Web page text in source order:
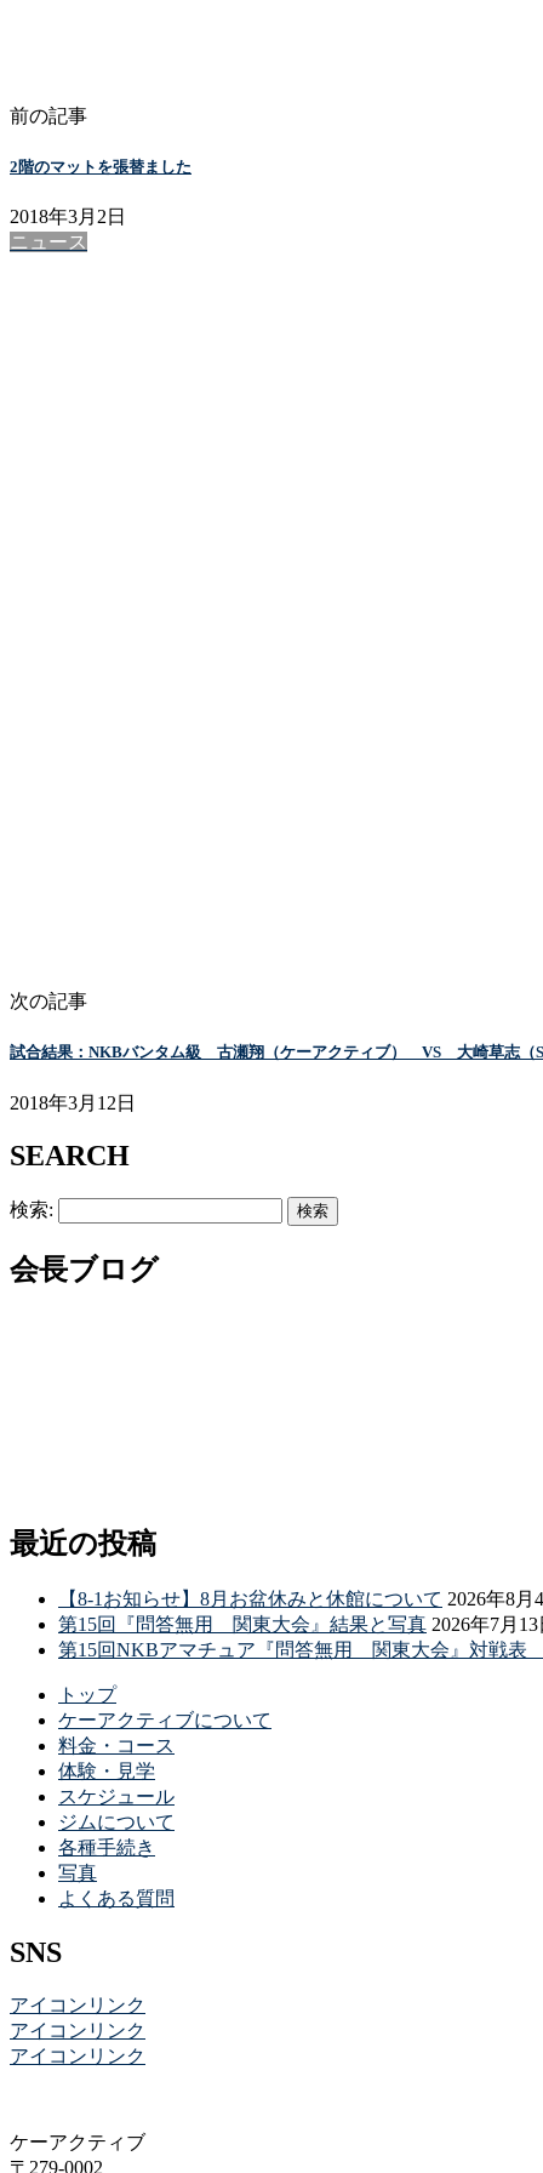
前の記事
2階のマットを張替ました
2018年3月2日
ニュース
次の記事
試合結果：NKBバンタム級 古瀬翔（ケーアクティブ） VS 大崎草志（
2018年3月12日
SEARCH
検索:
会長ブログ
最近の投稿
【8-1お知らせ】8月お盆休みと休館について 2026年8月
第15回『問答無用 関東大会』結果と写真 2026年7月13
第15回NKBアマチュア『問答無用 関東大会』対戦表
トップ
ケーアクティブについて
料金・コース
体験・見学
スケジュール
ジムについて
各種手続き
写真
よくある質問
SNS
アイコンリンク
アイコンリンク
アイコンリンク
ケーアクティブ
〒279-0002